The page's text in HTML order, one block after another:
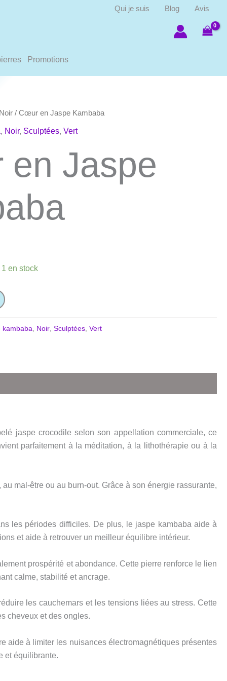
Qui je suis Blog
Avis
Promotions
Noir / Cœur en Jaspe Kambaba
, Noir, Sculptées,Vert
Jaspe
en stock
kambaba Noir ,Sculptées ,Vert
jaspe crocodile selon son appellation commerciale, ce
parfaitement à la méditation, à la lithothérapie ou à la
mal-être ou au burn-out. Grâce à son énergie rassurante,
les périodes difficiles. De plus, le jaspe kambaba aide à
et aide à retrouver un meilleur équilibre intérieur.
prospérité et abondance. Cette pierre renforce le lien
calme, stabilité et ancrage.
les cauchemars et les tensions liées au stress. Cette
cheveux et des ongles.
aide à limiter les nuisances électromagnétiques présentes
et équilibrante.